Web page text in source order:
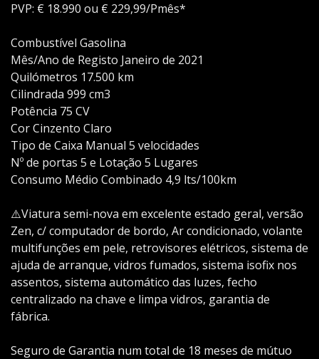
PVP: € 18.990 ou € 229,99/Pmês*
Combustível Gasolina
Mês/Ano de Registo Janeiro de 2021
Quilómetros 17.500 km
Cilindrada 999 cm3
Potência 75 CV
Cor Cinzento Claro
Tipo de Caixa Manual 5 velocidades
Nº de portas 5 e Lotação 5 Lugares
Consumo Médio Combinado 4,9 lts/100km
⚠️Viatura semi-nova em excelente estado geral, versão
Zen, c/ computador de bordo, Ar condicionado, volante
multifunções em pele, retrovisores elétricos, sistema de
ajuda de arranque, vidros fumados, sistema isofix nos
assentos, sistema automático das luzes, fecho
centralizado na chave e limpa vidros, garantia de
fábrica.
Seguro de Garantia num total de 18 meses de mútuo